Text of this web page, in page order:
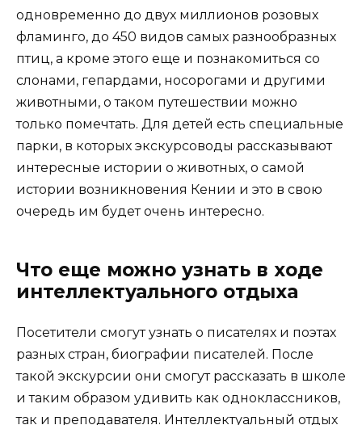
одновременно до двух миллионов розовых
фламинго, до 450 видов самых разнообразных
птиц, а кроме этого еще и познакомиться со
слонами, гепардами, носорогами и другими
животными, о таком путешествии можно
только помечтать. Для детей есть специальные
парки, в которых экскурсоводы рассказывают
интересные истории о животных, о самой
истории возникновения Кении и это в свою
очередь им будет очень интересно.
Что еще можно узнать в ходе
интеллектуального отдыха
Посетители смогут узнать о писателях и поэтах
разных стран, биографии писателей. После
такой экскурсии они смогут рассказать в школе
и таким образом удивить как одноклассников,
так и преподавателя. Интеллектуальный отдых